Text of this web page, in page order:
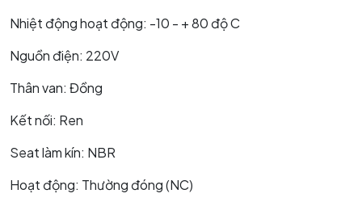
Nhiệt động hoạt động: -10 - + 80 độ C
Nguồn điện: 220V
Thân van: Đồng
Kết nối: Ren
Seat làm kín: NBR
Hoạt động: Thường đóng (NC)